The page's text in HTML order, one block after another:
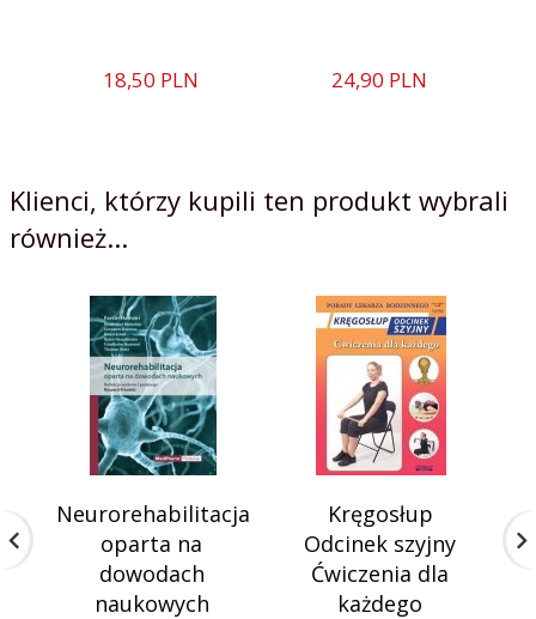
18,50 PLN 24,90 PLN
Klienci, którzy kupili ten produkt wybrali
również...
Neurorehabilitacja
oparta na
dowodach
naukowych
Kręgosłup
Odcinek szyjny
Ćwiczenia dla
każdego